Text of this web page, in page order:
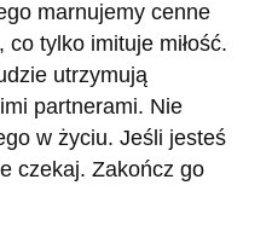
marnujemy cenne
tylko imituje miłość.
utrzymują
partnerami. Nie
w życiu. Jeśli jesteś
czekaj. Zakończ go